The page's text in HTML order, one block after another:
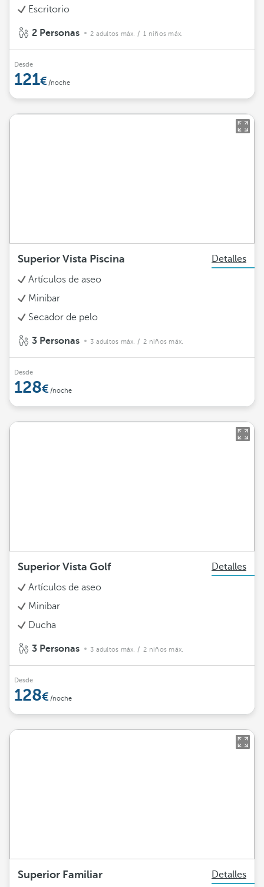
Escritorio
2 Personas 2 adultos máx. / 1 niños máx.
Desde
121 /noche
Superior Vista Piscina
Detalles
Artículos de aseo
Minibar
Secador de pelo
3 Personas 3 adultos máx. / 2 niños máx.
Desde
128 /noche
Superior Vista Golf
Detalles
Artículos de aseo
Minibar
Ducha
3 Personas 3 adultos máx. / 2 niños máx.
Desde
128 /noche
Superior Familiar
Detalles